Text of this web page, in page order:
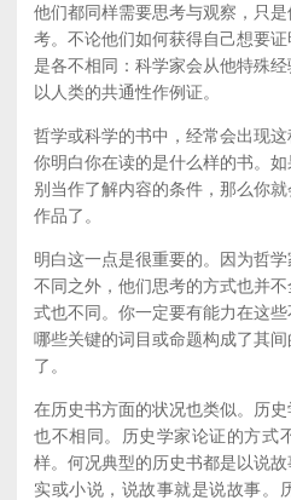
他们都同样需要思考与观察，只
考。不论他们如何获得自己想要
是各不相同：科学家会从他特殊
以人类的共通性作例证。
哲学或科学的书中，经常会出现
你明白你在读的是什么样的书。
别当作了解内容的条件，那么你
作品了。
明白这一点是很重要的。因为哲
不同之外，他们思考的方式也并
式也不同。你一定要有能力在这
哪些关键的词目或命题构成了其
了。
在历史书方面的状况也类似。历
也不相同。历史学家论证的方式
样。何况典型的历史书都是以说
实或小说，说故事就是说故事。